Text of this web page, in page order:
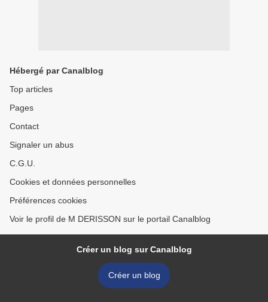
Hébergé par Canalblog
Top articles
Pages
Contact
Signaler un abus
C.G.U.
Cookies et données personnelles
Préférences cookies
Voir le profil de M DERISSON sur le portail Canalblog
Créer un blog sur Canalblog
Créer un blog